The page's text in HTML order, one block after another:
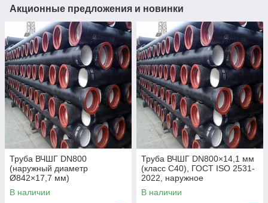
Акционные предложения и новинки
Труба ВЧШГ DN800
(наружный диаметр
Ø842×17,7 мм)
В наличии
Труба ВЧШГ DN800×14,1 мм
(класс C40), ГОСТ ISO 2531-
2022, наружное
полиуретановое покрытие,
внутреннее цементно-
В наличии